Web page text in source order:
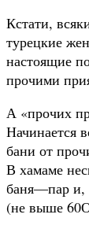
Кстати,
турецкие
настоящие
прочими
А «прочих
Начинается
бани от
В хамаме
баня—пар и,
(не выше